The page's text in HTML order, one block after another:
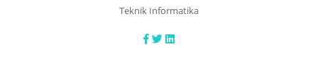
Teknik Informatika